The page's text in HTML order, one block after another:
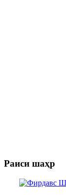
Раиси шаҳр